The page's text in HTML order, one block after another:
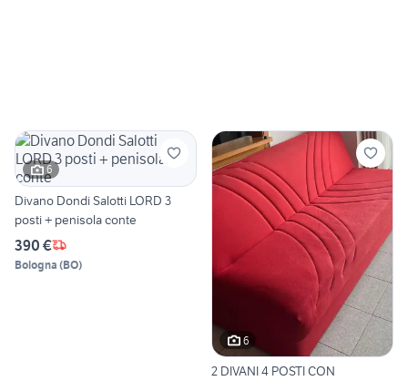
6
Divano Dondi Salotti LORD 3
posti + penisola conte
390 €
Bologna (BO)
6
2 DIVANI 4 POSTI CON